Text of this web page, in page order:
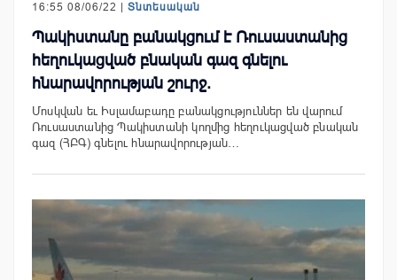
16:55 08/06/22 | Տնտեսական
Պակիստանը բանակցում է Ռուսաստանից
հեղուկացված բնական գազ գնելու
հնարավորության շուրջ.
Մոսկվան եւ Իսլամաբադը բանակցություններ են վարում
Ռուսաստանից Պակիստանի կողմից հեղուկացված բնական
գազ (ՀԲԳ) գնելու հնարավորության…